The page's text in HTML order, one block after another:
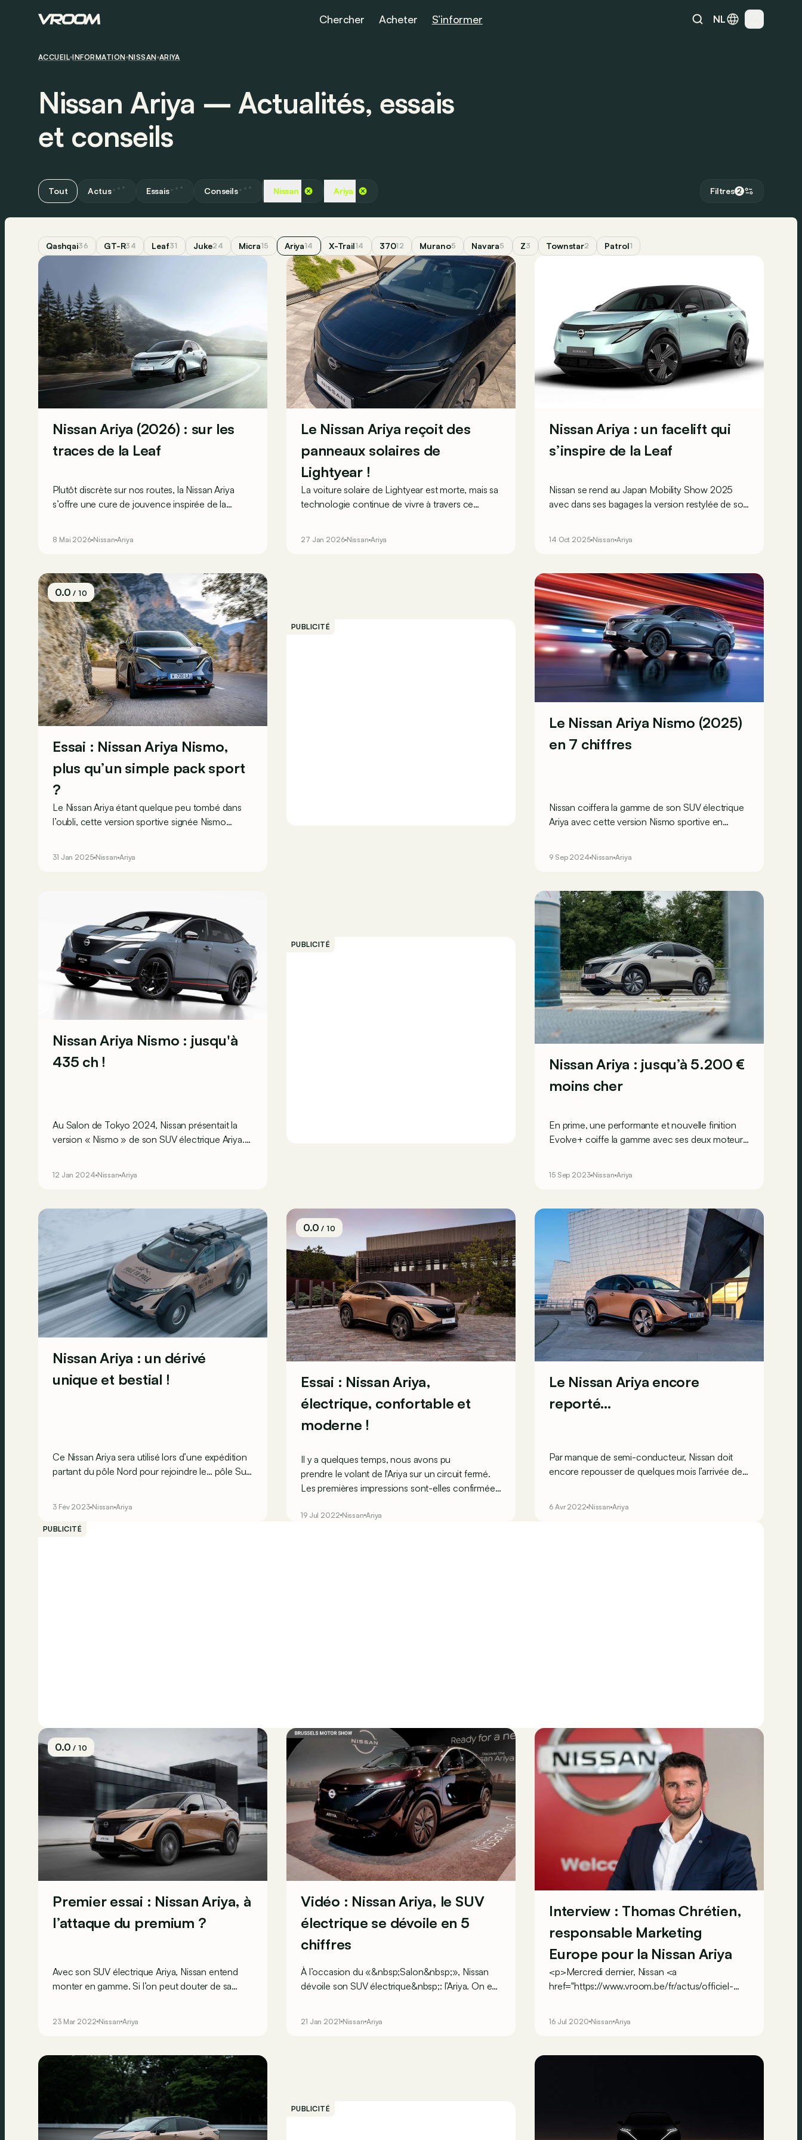
Chercher Acheter S’informer NL
ACCUEIL INFORMATION NISSAN ARIYA
Nissan Ariya ― Actualités, essais
et conseils
Tout Actus Essais Conseils Nissan Ariya Filtres 2
Qashqai36 GT-R34 Leaf31 Juke24 Micra15 Ariya14 X-Trail14 37012 Murano5 Navara5 Z3 Townstar2 Patrol1
Nissan Ariya (2026) : sur les
traces de la Leaf
Plutôt discrète sur nos routes, la Nissan Ariya
s’offre une cure de jouvence inspirée de la
européen profite aussi de plusieurs améliorations
8 Mai 2026 Nissan Ariya
Le Nissan Ariya reçoit des
panneaux solaires de
Lightyear !
La voiture solaire de Lightyear est morte, mais sa
technologie continue de vivre à travers ce
d’autonomie par jour uniquement grâce à ses
27 Jan 2026 Nissan Ariya
Nissan Ariya : un facelift qui
s’inspire de la Leaf
Nissan se rend au Japan Mobility Show 2025
avec dans ses bagages la version restylée de son
14 Oct 2025 Nissan Ariya
0.0/ 10
Essai : Nissan Ariya Nismo,
plus qu’un simple pack sport
?
Le Nissan Ariya étant quelque peu tombé dans
l’oubli, cette version sportive signée Nismo
31 Jan 2025 Nissan Ariya
PUBLICITÉ
Le Nissan Ariya Nismo (2025)
en 7 chiffres
Nissan coiffera la gamme de son SUV électrique
Ariya avec cette version Nismo sportive en
chiffres ?
9 Sep 2024 Nissan Ariya
Nissan Ariya Nismo : jusqu'à
435 ch !
Au Salon de Tokyo 2024, Nissan présentait la
version « Nismo » de son SUV électrique Ariya.
12 Jan 2024 Nissan Ariya
PUBLICITÉ
Nissan Ariya : jusqu’à 5.200 €
moins cher
En prime, une performante et nouvelle finition
Evolve+ coiffe la gamme avec ses deux moteurs
15 Sep 2023 Nissan Ariya
Nissan Ariya : un dérivé
unique et bestial !
Ce Nissan Ariya sera utilisé lors d’une expédition
partant du pôle Nord pour rejoindre le… pôle Sud
3 Fév 2023 Nissan Ariya
0.0/ 10
Essai : Nissan Ariya,
électrique, confortable et
moderne !
Il y a quelques temps, nous avons pu
prendre le volant de l'Ariya sur un circuit fermé.
Les premières impressions sont-elles confirmées
19 Jul 2022 Nissan Ariya
Le Nissan Ariya encore
reporté…
Par manque de semi-conducteur, Nissan doit
encore repousser de quelques mois l’arrivée des
6 Avr 2022 Nissan Ariya
PUBLICITÉ
0.0/ 10
Premier essai : Nissan Ariya, à
l’attaque du premium ?
Avec son SUV électrique Ariya, Nissan entend
monter en gamme. Si l’on peut douter de sa
23 Mar 2022 Nissan Ariya
Vidéo : Nissan Ariya, le SUV
électrique se dévoile en 5
chiffres
À l’occasion du «&nbsp;Salon&nbsp;», Nissan
dévoile son SUV électrique&nbsp;: l’Ariya. On en
21 Jan 2021 Nissan Ariya
Interview : Thomas Chrétien,
responsable Marketing
Europe pour la Nissan Ariya
<p>Mercredi dernier, Nissan <a
href="https://www.vroom.be/fr/actus/officiel-
crossover électrique, l’Ariya.</a> Thomas
déborde d'enthousiasme : «&nbsp;Je vous le
promets : elle est vraiment amusante à
16 Jul 2020 Nissan Ariya
PUBLICITÉ